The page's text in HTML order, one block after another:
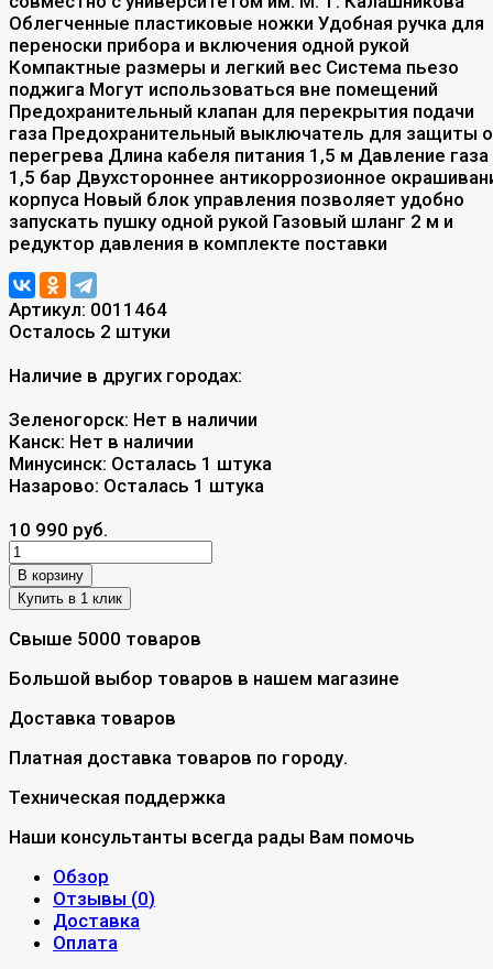
Облегченные пластиковые ножки Удобная ручка для
переноски прибора и включения одной рукой
Компактные размеры и легкий вес Система пьезо
поджига Могут использоваться вне помещений
Предохранительный клапан для перекрытия подачи
газа Предохранительный выключатель для защиты
перегрева Длина кабеля питания 1,5 м Давление газа
1,5 бар Двухстороннее антикоррозионное
корпуса Новый блок управления позволяет удобно
запускать пушку одной рукой Газовый шланг 2 м и
редуктор давления в комплекте поставки
Артикул: 0011464
Осталось 2 штуки
Наличие в других городах:
Зеленогорск: Нет в наличии
Канск: Нет в наличии
Минусинск: Осталась 1 штука
Назарово: Осталась 1 штука
10 990 руб.
В корзину
Свыше 5000 товаров
Большой выбор товаров в нашем магазине
Доставка товаров
Платная доставка товаров по городу.
Техническая поддержка
Наши консультанты всегда рады Вам помочь
Обзор
Отзывы (0)
Доставка
Оплата